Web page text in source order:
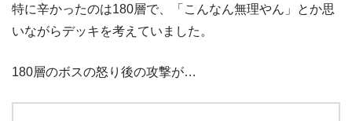
特に辛かったのは180層で、「こんなん無理やん」とか思
いながらデッキを考えていました。
180層のボスの怒り後の攻撃が…